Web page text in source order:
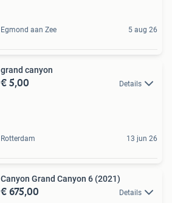
Egmond aan Zee 5 aug 26
grand canyon
€ 5,00 Details
Rotterdam 13 jun 26
Canyon Grand Canyon 6 (2021)
€ 675,00 Details